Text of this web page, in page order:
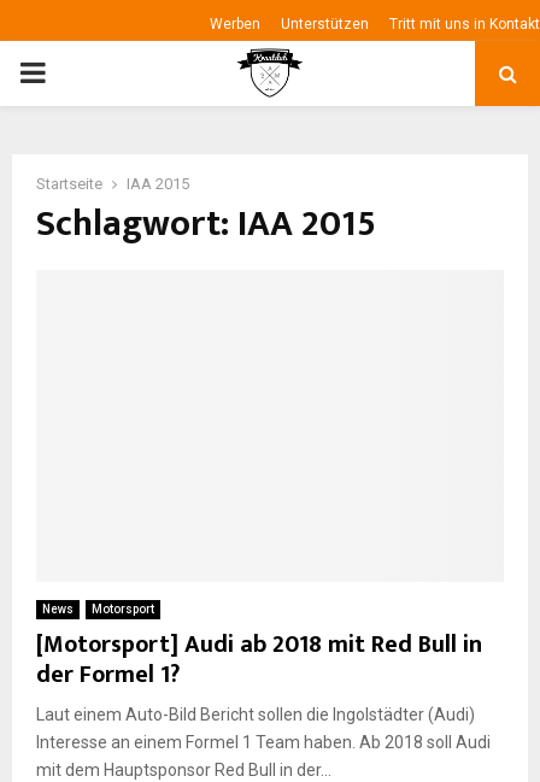
Werben Unterstützen Tritt mit uns in Kontakt
P
E
N
U
Startseite IAA 2015
Schlagwort: IAA 2015
News Motorsport
[Motorsport] Audi ab 2018 mit Red Bull in
der Formel 1?
Laut einem Auto-Bild Bericht sollen die Ingolstädter (Audi)
Interesse an einem Formel 1 Team haben. Ab 2018 soll Audi
mit dem Hauptsponsor Red Bull in der...